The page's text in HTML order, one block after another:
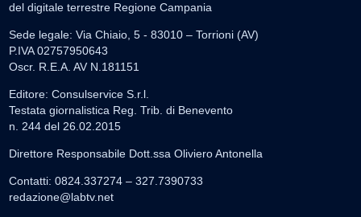
del digitale terrestre Regione Campania
Sede legale: Via Chiaio, 5 - 83010 – Torrioni (AV)
P.IVA 02757950643
Oscr. R.E.A. AV N.181151
Editore: Consulservice S.r.l.
Testata giornalistica Reg. Trib. di Benevento
n. 244 del 26.02.2015
Direttore Responsabile Dott.ssa Oliviero Antonella
Contatti: 0824.337274 – 327.7390733
redazione@labtv.net